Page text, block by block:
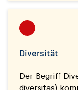
Diversität
Der Begriff
diversitas)